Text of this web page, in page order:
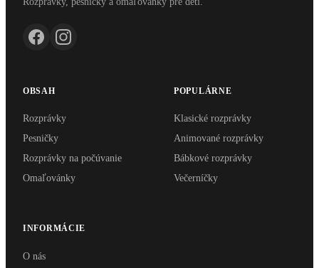
OBSAH
Rozprávky
Pesničky
Rozprávky na počúvanie
Omaľovánky
POPULÁRNE
Klasické rozprávky
Animované rozprávky
Bábkové rozprávky
Večerníčky
INFORMÁCIE
O nás